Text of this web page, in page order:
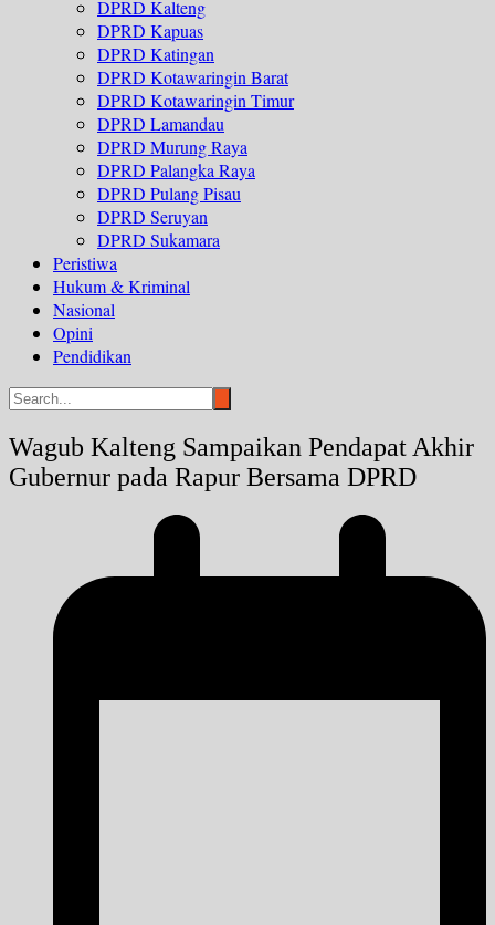
DPRD Kalteng
DPRD Kapuas
DPRD Katingan
DPRD Kotawaringin Barat
DPRD Kotawaringin Timur
DPRD Lamandau
DPRD Murung Raya
DPRD Palangka Raya
DPRD Pulang Pisau
DPRD Seruyan
DPRD Sukamara
Peristiwa
Hukum & Kriminal
Nasional
Opini
Pendidikan
Wagub Kalteng Sampaikan Pendapat Akhir
Gubernur pada Rapur Bersama DPRD